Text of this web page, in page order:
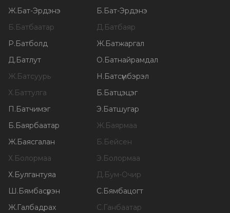
Ж.Бат-Эрдэнэ Б.Бат-Эрдэнэ
Б.Батбаатар Д.Батбаяр
Р.Батболд Ж.Батжаргал
Д.Батлут О.Батнайрамдал
Ж.Батсуурь Н.Батсүмбэрэл
Х.Баттулга Б.Батцэцэг
П.Батчимэг Э.Батшугар
Б.Баярбаатар Ж.Баярмаа
Ж.Баясгалан Б.Бейсен
Х.Болормаа Э.Болормаа
Х.Булгантуяа Д.Бум-Очир
Ш.Бямбасүрэн С.Бямбацогт
Ж.Галбадрах С.Ганбаатар